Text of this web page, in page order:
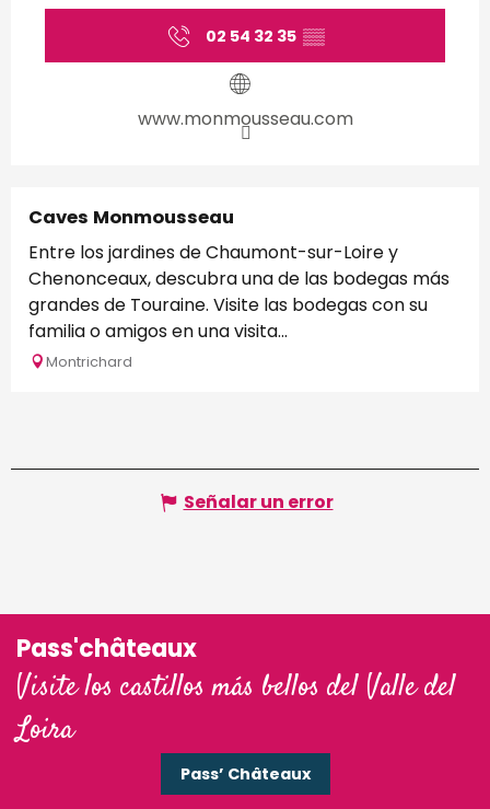
02 54 32 35 ▒▒
www.monmousseau.com
Caves Monmousseau
Entre los jardines de Chaumont-sur-Loire y
Chenonceaux, descubra una de las bodegas más
grandes de Touraine. Visite las bodegas con su
familia o amigos en una visita...
Montrichard
Señalar un error
Pass'châteaux
Visite los castillos más bellos del Valle del
Loira
Pass’ Châteaux